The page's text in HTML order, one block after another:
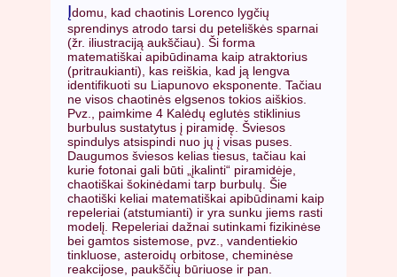
Įdomu, kad chaotinis Lorenco lygčių
sprendinys atrodo tarsi du peteliškės sparnai
(žr. iliustraciją aukščiau). Ši forma
matematiškai apibūdinama kaip atraktorius
(pritraukianti), kas reiškia, kad ją lengva
identifikuoti su Liapunovo eksponente. Tačiau
ne visos chaotinės elgsenos tokios aiškios.
Pvz., paimkime 4 Kalėdų eglutės stiklinius
burbulus sustatytus į piramidę. Šviesos
spindulys atsispindi nuo jų į visas puses.
Daugumos šviesos kelias tiesus, tačiau kai
kurie fotonai gali būti „įkalinti“ piramidėje,
chaotiškai šokinėdami tarp burbulų. Šie
chaotiški keliai matematiškai apibūdinami kaip
repeleriai (atstumianti) ir yra sunku jiems rasti
modelį. Repeleriai dažnai sutinkami fizikinėse
bei gamtos sistemose, pvz., vandentiekio
tinkluose, asteroidų orbitose, cheminėse
reakcijose, paukščių būriuose ir pan.